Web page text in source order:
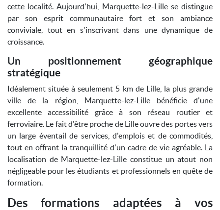
cette localité. Aujourd'hui, Marquette-lez-Lille se distingue
par son esprit communautaire fort et son ambiance
conviviale, tout en s'inscrivant dans une dynamique de
croissance.
Un positionnement géographique
stratégique
Idéalement située à seulement 5 km de Lille, la plus grande
ville de la région, Marquette-lez-Lille bénéficie d'une
excellente accessibilité grâce à son réseau routier et
ferroviaire. Le fait d'être proche de Lille ouvre des portes vers
un large éventail de services, d'emplois et de commodités,
tout en offrant la tranquillité d'un cadre de vie agréable. La
localisation de Marquette-lez-Lille constitue un atout non
négligeable pour les étudiants et professionnels en quête de
formation.
Des formations adaptées à vos